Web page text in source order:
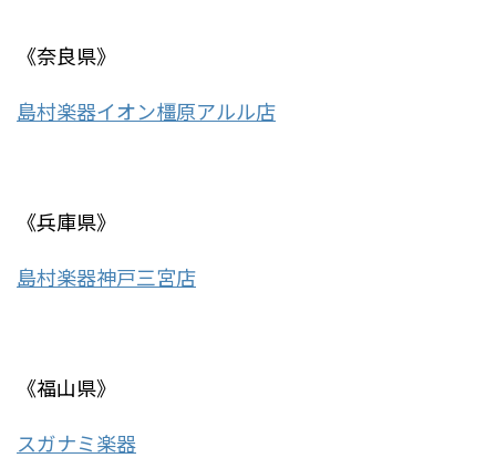
《奈良県》
島村楽器イオン橿原アルル店
《兵庫県》
島村楽器神戸三宮店
《福山県》
スガナミ楽器